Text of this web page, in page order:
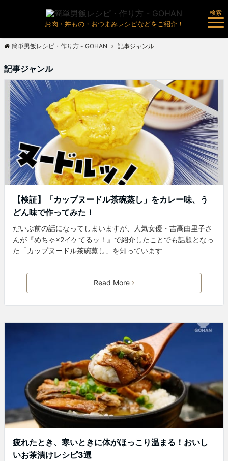
お肉・丼もの・おつまみレシピなどをご紹介！
検索
簡単男飯レシピ・作り方 - GOHAN 記事ジャンル
記事ジャンル
【検証】「カップヌードル茶碗蒸し」をカレー味、う
どん味で作ってみた！
だいぶ前の話になってしまいますが、人気女優・吉高由里子さ
んが『めちゃ×2イケてるッ！』で紹介したことでも話題となっ
た「カップヌードル茶碗蒸し」を知っています
Read More
疲れたとき、寒いときに体がほっこり温まる！おいし
いお茶漬けレシピ3選